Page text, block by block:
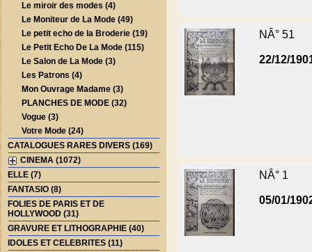
Le miroir des modes (4)
Le Moniteur de La Mode (49)
Le petit echo de la Broderie (19)
Le Petit Echo De La Mode (115)
Le Salon de La Mode (3)
Les Patrons (4)
Mon Ouvrage Madame (3)
PLANCHES DE MODE (32)
Vogue (3)
Votre Mode (24)
CATALOGUES RARES DIVERS (169)
CINEMA (1072)
ELLE (7)
FANTASIO (8)
FOLIES DE PARIS ET DE
HOLLYWOOD (31)
GRAVURE ET LITHOGRAPHIE (40)
IDOLES ET CELEBRITES (11)
NÂ° 51
22/12/
NÂ° 1
05/01/